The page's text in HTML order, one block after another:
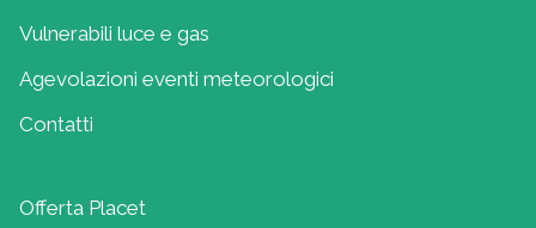
Vulnerabili luce e gas
Agevolazioni eventi meteorologici
Contatti
Offerta Placet